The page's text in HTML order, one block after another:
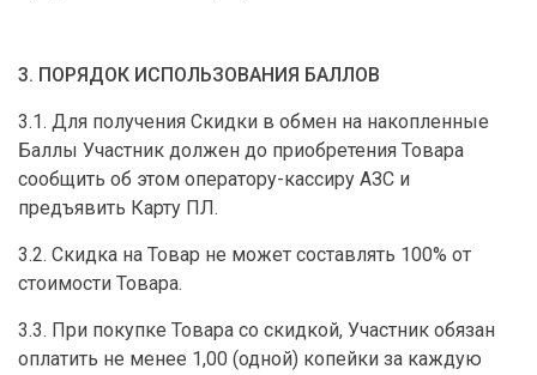
3. ПОРЯДОК ИСПОЛЬЗОВАНИЯ БАЛЛОВ
3.1. Для получения Скидки в обмен на накопленные
Баллы Участник должен до приобретения Товара
сообщить об этом оператору-кассиру АЗС и
предъявить Карту ПЛ.
3.2. Скидка на Товар не может составлять 100% от
стоимости Товара.
3.3. При покупке Товара со скидкой, Участник обязан
оплатить не менее 1,00 (одной) копейки за каждую